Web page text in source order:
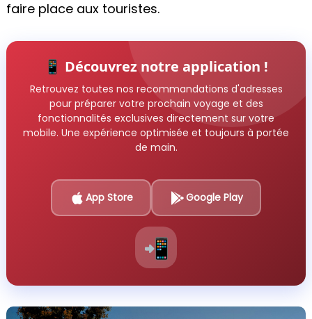
faire place aux touristes.
📱 Découvrez notre application !
Retrouvez toutes nos recommandations d'adresses
pour préparer votre prochain voyage et des
fonctionnalités exclusives directement sur votre
mobile. Une expérience optimisée et toujours à portée
de main.
App Store Google Play
📲